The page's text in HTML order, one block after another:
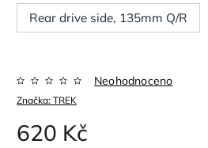
Rear drive side, 135mm Q/R
Značka: TREK
Neohodnoceno
620 Kč